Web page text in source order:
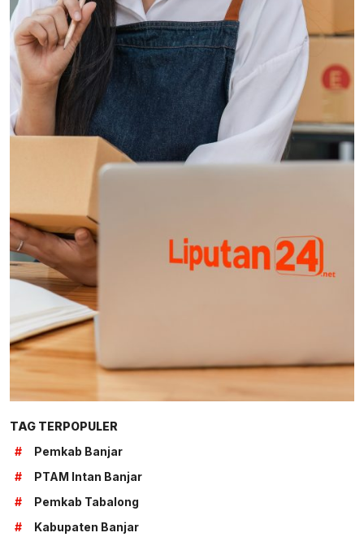
TAG TERPOPULER
#
Pemkab Banjar
#
PTAM Intan Banjar
#
Pemkab Tabalong
#
Kabupaten Banjar